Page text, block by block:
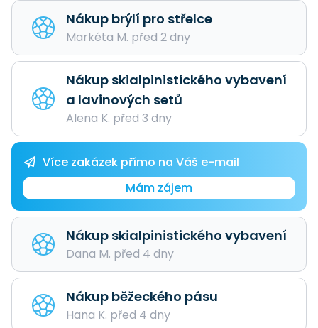
Nákup brýlí pro střelce
Markéta M. před 2 dny
Nákup skialpinistického vybavení
a lavinových setů
Alena K. před 3 dny
Více zakázek přímo na Váš e-mail
Mám zájem
Nákup skialpinistického vybavení
Dana M. před 4 dny
Nákup běžeckého pásu
Hana K. před 4 dny